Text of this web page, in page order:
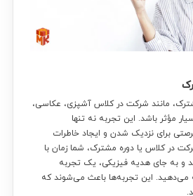
مانند شرکت در کلاس آشپزی، عکاسی،
مؤثر باشد. این تجربه نه تنها
برای نزدیک شدن و ایجاد خاطرات
در کلاس یا دوره مشترک، شما زمان با
و به جای هدیه فیزیکی، یک تجربه
می‌دهید. این تجربه‌ها باعث می‌شوند که